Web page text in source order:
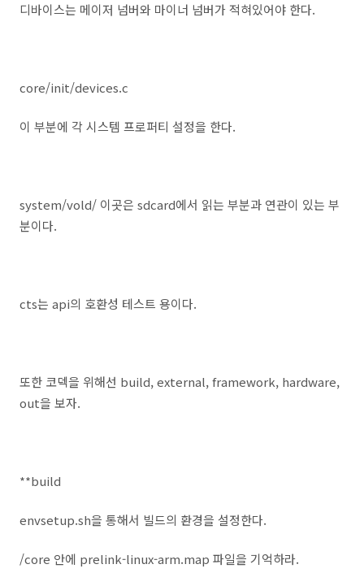
디바이스는 메이저 넘버와 마이너 넘버가 적혀있어야 한다.
core/init/devices.c
이 부분에 각 시스템 프로퍼티 설정을 한다.
system/vold/ 이곳은 sdcard에서 읽는 부분과 연관이 있는 부
분이다.
cts는 api의 호환성 테스트 용이다.
또한 코덱을 위해선 build, external, framework, hardware,
out을 보자.
**build
envsetup.sh을 통해서 빌드의 환경을 설정한다.
/core 안에 prelink-linux-arm.map 파일을 기억하라.